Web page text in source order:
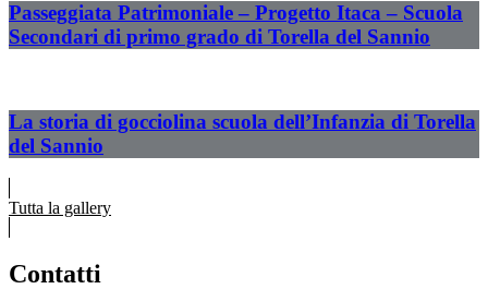
Passeggiata Patrimoniale – Progetto Itaca – Scuola
Secondari di primo grado di Torella del Sannio
La storia di gocciolina scuola dell’Infanzia di Torella
del Sannio
Tutta la gallery
Contatti